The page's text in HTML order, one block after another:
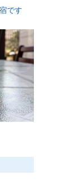
です